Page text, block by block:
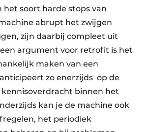
het soort harde stops van
abrupt het zwijgen
zijn daarbij compleet uit
argument voor retrofit is het
maken van een
zo enerzijds op de
binnen het
kan je de machine ook
het periodiek